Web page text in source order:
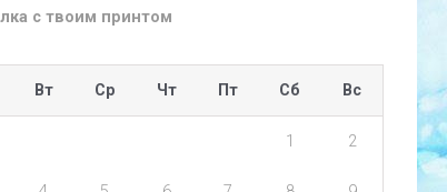
с твоим принтом
Вт Ср Чт Пт Сб Вс
1 2